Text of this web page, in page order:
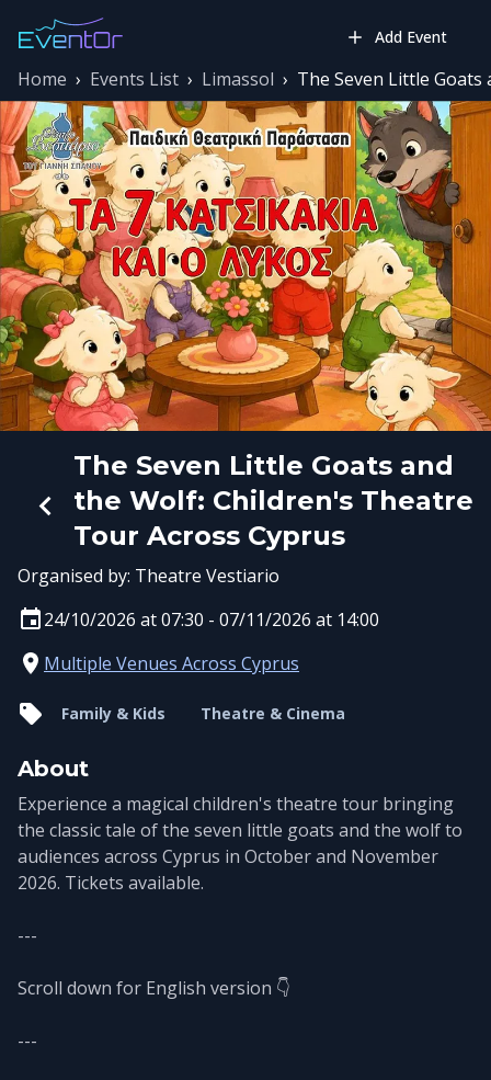
Add Event
Home › Events List › Limassol › The Seven Little
The Seven Little Goats and
the Wolf: Children's Theatre
Tour Across Cyprus
Organised by: Theatre Vestiario
24/10/2026 at 07:30 - 07/11/2026 at 14:00
Multiple Venues Across Cyprus
Family & Kids Theatre & Cinema
About
Experience a magical children's theatre tour bringing
the classic tale of the seven little goats and the wolf to
audiences across Cyprus in October and November
2026. Tickets available.
---
Scroll down for English version 👇
---